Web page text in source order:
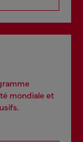
mondiale et